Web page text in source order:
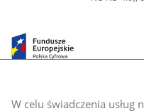
W celu świadczenia usług